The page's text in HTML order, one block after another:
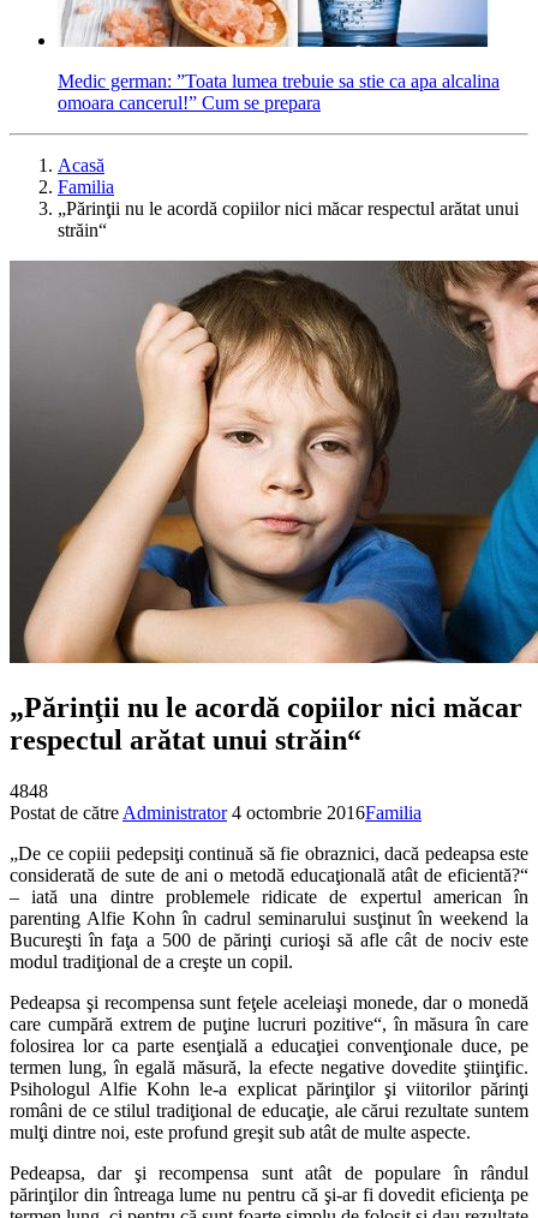
Medic german: ”Toata lumea trebuie sa stie ca apa alcalina
omoara cancerul!” Cum se prepara
Acasă
Familia
„Părinţii nu le acordă copiilor nici măcar respectul arătat unui
străin“
„Părinţii nu le acordă copiilor nici măcar
respectul arătat unui străin“
4848
Postat de către Administrator 4 octombrie 2016Familia
„De ce copiii pedepsiţi continuă să fie obraznici, dacă pedeapsa este
considerată de sute de ani o metodă educaţională atât de eficientă?“
– iată una dintre problemele ridicate de expertul american în
parenting Alfie Kohn în cadrul seminarului susţinut în weekend la
Bucureşti în faţa a 500 de părinţi curioşi să afle cât de nociv este
modul tradiţional de a creşte un copil.
Pedeapsa şi recompensa sunt feţele aceleiaşi monede, dar o monedă
care cumpără extrem de puţine lucruri pozitive“, în măsura în care
folosirea lor ca parte esenţială a educaţiei convenţionale duce, pe
termen lung, în egală măsură, la efecte negative dovedite ştiinţific.
Psihologul Alfie Kohn le-a explicat părinţilor şi viitorilor părinţi
români de ce stilul tradiţional de educaţie, ale cărui rezultate suntem
mulţi dintre noi, este profund greşit sub atât de multe aspecte.
Pedeapsa, dar şi recompensa sunt atât de populare în rândul
părinţilor din întreaga lume nu pentru că şi-ar fi dovedit eficienţa pe